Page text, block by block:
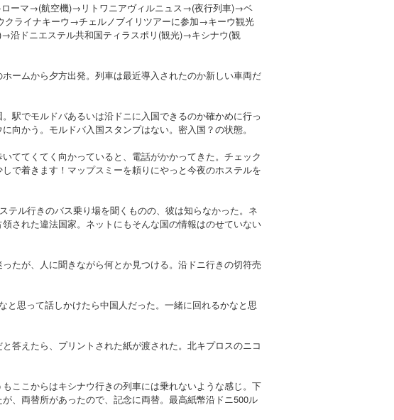
マ→(航空機)→リトワニアヴィルニュス→(夜行列車)→ベ
ライナキーウ→チェルノブイリツアーに参加→キーウ観光
ドニエステル共和国ティラスポリ(観光)→キシナウ(観
ームから夕方出発。列車は最近導入されたのか新しい車両だ
駅でモルドバあるいは沿ドニに入国できるのか確かめに行っ
向かう。モルドバ入国スタンプはない。密入国？の状態。
ててくてく向かっていると、電話がかかってきた。チェック
で着きます！マップスミーを頼りにやっと今夜のホステルを
テル行きのバス乗り場を聞くものの、彼は知らなかった。ネ
された違法国家。ネットにもそんな国の情報はのせていない
たが、人に聞きながら何とか見つける。沿ドニ行きの切符売
と思って話しかけたら中国人だった。一緒に回れるかなと思
答えたら、プリントされた紙が渡された。北キプロスのニコ
ここからはキシナウ行きの列車には乗れないような感じ。下
、両替所があったので、記念に両替。最高紙幣沿ドニ500ル